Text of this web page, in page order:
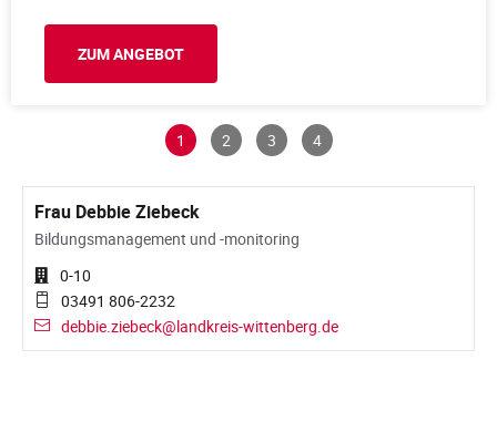
ZUM ANGEBOT
1 2 3 4
Frau Debbie Ziebeck
Bildungsmanagement und -monitoring
0-10
03491 806-2232
debbie.ziebeck@landkreis-wittenberg.de